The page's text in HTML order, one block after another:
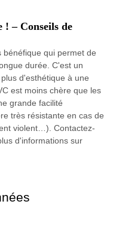
– Conseils de
bénéfique qui permet de
durée. C'est un
d'esthétique à une
est moins chère que les
grande facilité
très résistante en cas de
violent…). Contactez-
d'informations sur